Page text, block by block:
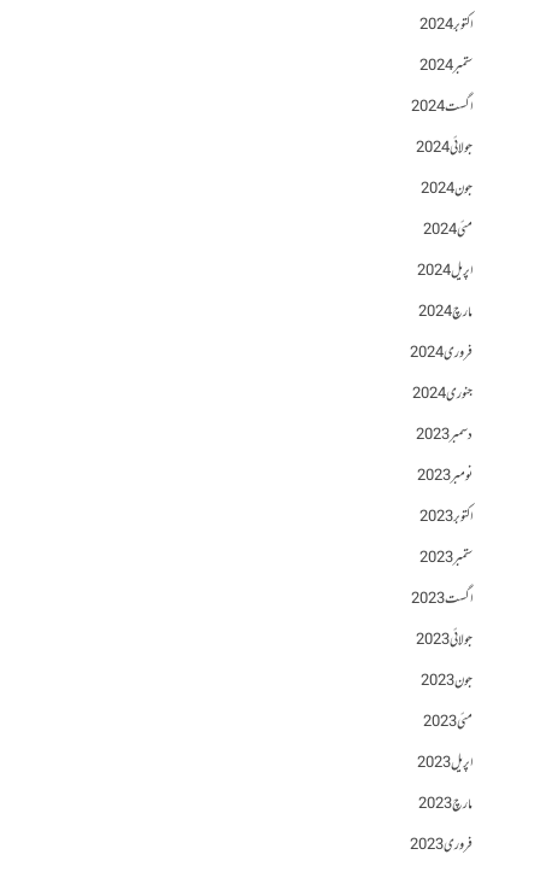
اکتوبر 2024
ستمبر 2024
اگست 2024
جولائی 2024
جون 2024
مئی 2024
اپریل 2024
مارچ 2024
فروری 2024
جنوری 2024
دسمبر 2023
نومبر 2023
اکتوبر 2023
ستمبر 2023
اگست 2023
جولائی 2023
جون 2023
مئی 2023
اپریل 2023
مارچ 2023
فروری 2023